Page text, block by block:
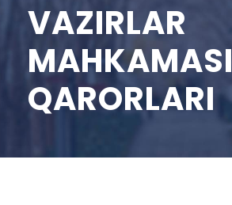
VAZIRLAR
MAHKAMASI
QARORLARI